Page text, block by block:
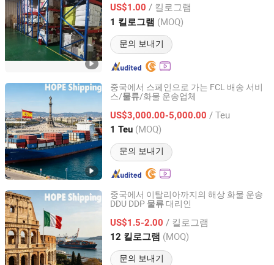
US$1.00 / 킬로그램
1 킬로그램 (MOQ)
문의 보내기
Guangdong, China 이후 2024
중국에서 스페인으로 가는 FCL 배송 서비
스/물류/화물 운송업체
US$3,000.00-5,000.00 / Teu
1 Teu (MOQ)
문의 보내기
Hope Supply Chain Management (Ningbo) Co., Ltd
Zhejiang, China 이후 2026
중국에서 이탈리아까지의 해상 화물 운송
DDU DDP 물류대리인
US$1.5-2.00 / 킬로그램
12 킬로그램 (MOQ)
문의 보내기
Hope Supply Chain Management (Ningbo) Co., Ltd
Zhejiang, China 이후 2026